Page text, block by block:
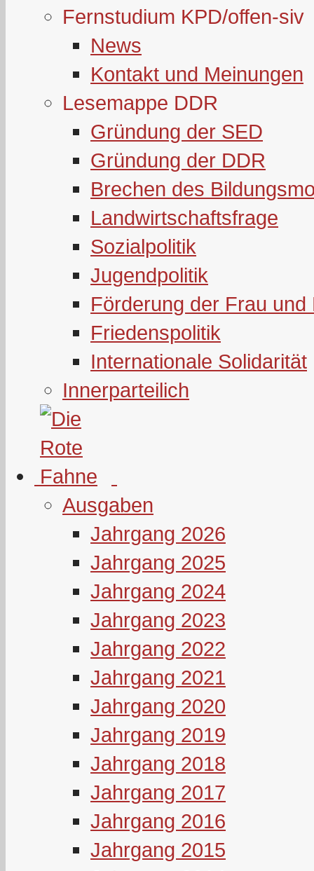
Fernstudium KPD/offen-siv
News
Kontakt und Meinungen
Lesemappe DDR
Gründung der SED
Gründung der DDR
Brechen des
Landwirtschaftsfrage
Sozialpolitik
Jugendpolitik
Förderung der Frau und
Friedenspolitik
Internationale Solidarität
Innerparteilich
Ausgaben
Jahrgang 2026
Jahrgang 2025
Jahrgang 2024
Jahrgang 2023
Jahrgang 2022
Jahrgang 2021
Jahrgang 2020
Jahrgang 2019
Jahrgang 2018
Jahrgang 2017
Jahrgang 2016
Jahrgang 2015